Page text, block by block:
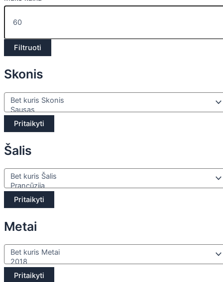
Filtruoti
Skonis
Pritaikyti
Šalis
Pritaikyti
Metai
Pritaikyti